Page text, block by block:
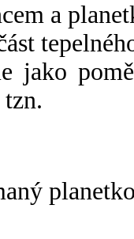
a
jako